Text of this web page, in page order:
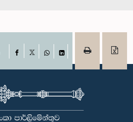
Facebook
WhatsAppLinkedIn